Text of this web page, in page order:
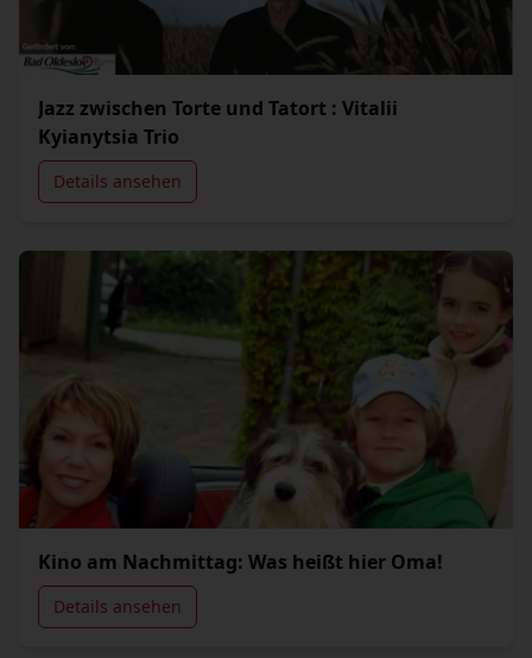
Jazz zwischen Torte und Tatort : Vitalii
Kyianytsia Trio
Details ansehen
Kino am Nachmittag: Was heißt hier Oma!
Details ansehen